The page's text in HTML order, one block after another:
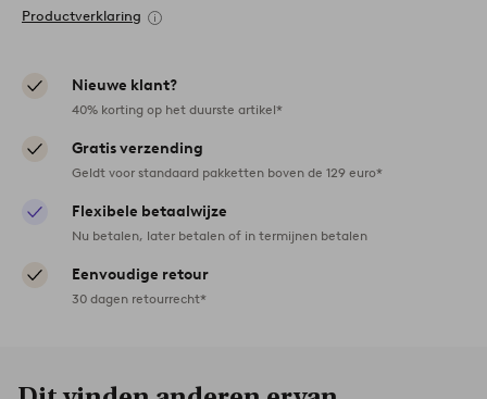
Productverklaring
Nieuwe klant?
40% korting op het duurste artikel*
Gratis verzending
Geldt voor standaard pakketten boven de 129 euro*
Flexibele betaalwijze
Nu betalen, later betalen of in termijnen betalen
Eenvoudige retour
30 dagen retourrecht*